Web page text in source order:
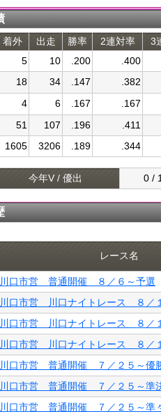
着外 出走 勝率 2連対率
3
5 10 .200
.400
18 34 .147
.382
4 6 .167
.167
51 107 .196
.411
1605 3206 .189 .344
今年V / 優出 0 /
レース名
口市営 普通開催 ８／６～予選
口市営 川口ナイトレース ８／
口市営 川口ナイトレース ８／
口市営 川口ナイトレース ８／
口市営 普通開催 ７／２５～優
口市営 普通開催 ７／２５～準
口市営 普通開催 ７／２５～準